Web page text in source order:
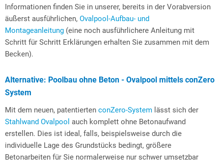
Informationen finden Sie in unserer, bereits in der Vorabversion
äußerst ausführlichen, Ovalpool-Aufbau- und
Montageanleitung (eine noch ausführlichere Anleitung mit
Schritt für Schritt Erklärungen erhalten Sie zusammen mit dem
Becken).
Alternative: Poolbau ohne Beton - Ovalpool mittels conZero
System
Mit dem neuen, patentierten conZero-System lässt sich der
Stahlwand Ovalpool auch komplett ohne Betonaufwand
erstellen. Dies ist ideal, falls, beispielsweise durch die
individuelle Lage des Grundstücks bedingt, größere
Betonarbeiten für Sie normalerweise nur schwer umsetzbar